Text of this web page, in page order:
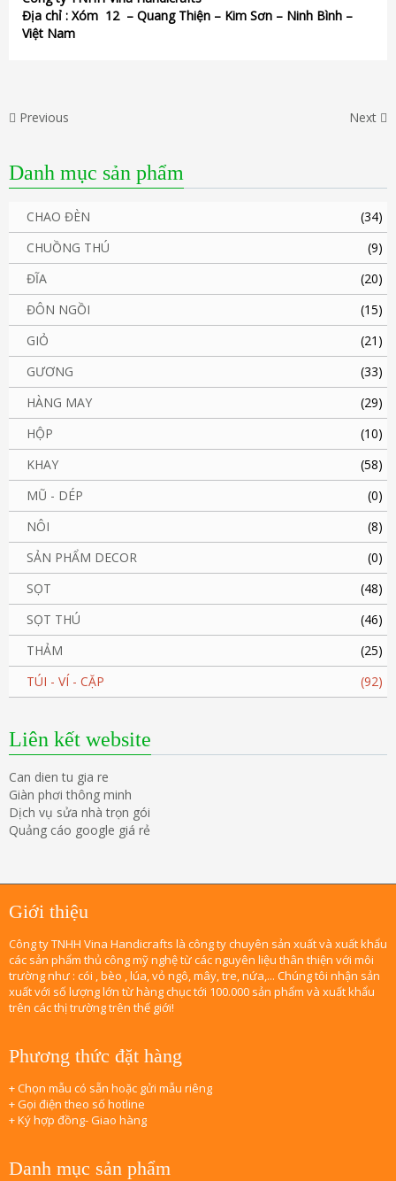
Địa chỉ : Xóm 12– Quang Thiện – Kim Sơn – Ninh Bình –
Việt Nam
Previous Next
Danh mục sản phẩm
CHAO ĐÈN
(34)
CHUỒNG THÚ
(9)
ĐĨA
(20)
ĐÔN NGỒI
(15)
GIỎ
(21)
GƯƠNG
(33)
HÀNG MAY
(29)
HỘP
(10)
KHAY
(58)
MŨ - DÉP
(0)
NÔI
(8)
SẢN PHẨM DECOR
(0)
SỌT
(48)
SỌT THÚ
(46)
THẢM
(25)
TÚI - VÍ - CẶP
(92)
Liên kết website
Can dien tu gia re
Giàn phơi thông minh
Dịch vụ sửa nhà trọn gói
Quảng cáo google giá rẻ
Giới thiệu
Công ty TNHH Vina Handicrafts là công ty chuyên sản xuất và xuất khẩu
các sản phẩm thủ công mỹ nghệ từ các nguyên liệu thân thiện với môi
trường như : cói , bèo , lúa, vỏ ngô, mây, tre, nứa,... Chúng tôi nhận sản
xuất với số lượng lớn từ hàng chục tới 100.000 sản phẩm và xuất khẩu
trên các thị trường trên thế giới!
Phương thức đặt hàng
+ Chọn mẫu có sẵn hoặc gửi mẫu riêng
+ Gọi điện theo số hotline
+ Ký hợp đồng- Giao hàng
Danh mục sản phẩm